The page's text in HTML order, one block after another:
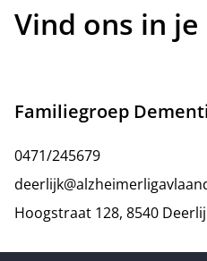
Vind ons in
Familiegroep
0471/245679
Hoogstraat 128, 8540